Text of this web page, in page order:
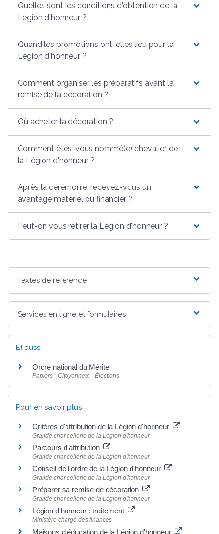
Quelles sont les conditions d'obtention de la
Légion d'honneur ?
Quand les promotions ont-elles lieu pour la
Légion d'honneur ?
Comment organiser les préparatifs avant la
remise de la décoration ?
Où acheter la décoration ?
Comment êtes-vous nommé(e) chevalier de
la Légion d'honneur ?
Après la cérémonie, recevez-vous un
avantage matériel ou financier ?
Peut-on vous retirer la Légion d'honneur ?
Textes de référence
Services en ligne et formulaires
Et aussi
Ordre national du Mérite
Papiers - Citoyenneté - Élections
Pour en savoir plus
Critères d'attribution de la Légion d'honneur
Grande chancellerie de la Légion d'honneur
Parcours d'attribution
Grande chancellerie de la Légion d'honneur
Conseil de l'ordre de la Légion d'honneur
Grande chancellerie de la Légion d'honneur
Préparer sa remise de décoration
Grande chancellerie de la Légion d'honneur
Légion d'honneur : traitement
Ministère chargé des finances
Maisons d'éducation de la Légion d'honneur